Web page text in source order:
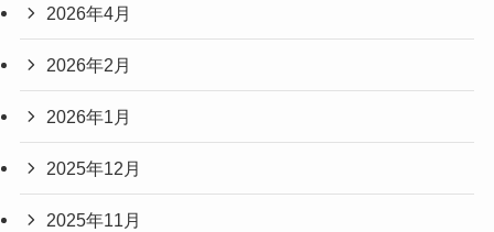
2026年4月
2026年2月
2026年1月
2025年12月
2025年11月